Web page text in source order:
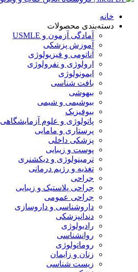
خانه
دسته‌بندی محصولات
آمادگی آزمون و USMLE
آموزش پزشکی
آناتومی و فیزیولوژی
ارولوژی و نفرولوژی
ایمونولوژی
بافت شناسی
بیهوشی
بیوشیمی و شیمی
بیوفیزیک
پاتولوژی و علوم آزمایشگاهی
پرستاری و مامایی
پزشکی داخلی
پوست و زیبایی
ترمینولوژی و دیکشنری
تغذیه و رژیم درمانی
جراحی
جراحی پلاستیک و زیبایی
جراحی عمومی
داروشناسی و داروسازی
دندانپزشکی
رادیولوژی
روانشناسی
روماتولوژی
زنان و زایمان
زیست شناسی